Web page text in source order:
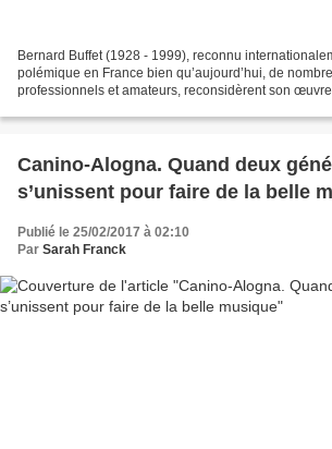
Bernard Buffet (1928 - 1999), reconnu
polémique en France bien qu’aujourd’hui, de
professionnels et amateurs, reconsidèrent son
Canino-Alogna. Quand deux
s’unissent pour faire de la belle
Publié le 25/02/2017 à 02:10
Par Sarah Franck